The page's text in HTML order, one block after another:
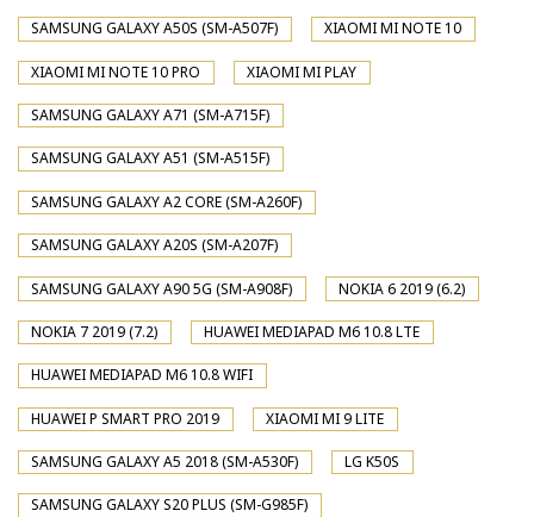
SAMSUNG GALAXY A50S (SM-A507F) XIAOMI MI NOTE 10
XIAOMI MI NOTE 10 PRO XIAOMI MI PLAY
SAMSUNG GALAXY A71 (SM-A715F)
SAMSUNG GALAXY A51 (SM-A515F)
SAMSUNG GALAXY A2 CORE (SM-A260F)
SAMSUNG GALAXY A20S (SM-A207F)
SAMSUNG GALAXY A90 5G (SM-A908F) NOKIA 6 2019 (6.2)
NOKIA 7 2019 (7.2) HUAWEI MEDIAPAD M6 10.8 LTE
HUAWEI MEDIAPAD M6 10.8 WIFI
HUAWEI P SMART PRO 2019 XIAOMI MI 9 LITE
SAMSUNG GALAXY A5 2018 (SM-A530F) LG K50S
SAMSUNG GALAXY S20 PLUS (SM-G985F)